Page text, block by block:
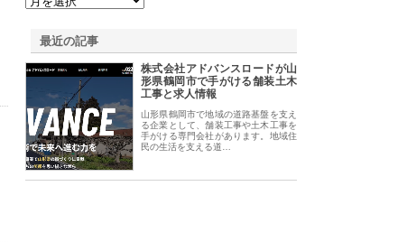
最近の記事
株式会社アドバンスロードが山
形県鶴岡市で手がける舗装土木
工事と求人情報
山形県鶴岡市で地域の道路基盤を支え
る企業として、舗装工事や土木工事を
手がける専門会社があります。地域住
民の生活を支える道…